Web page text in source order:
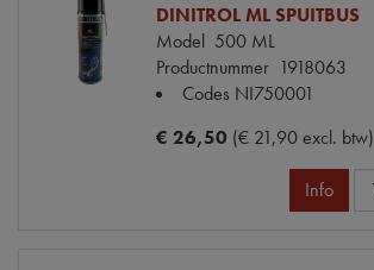
DINITROL ML SPUITBUS
Model 500 ML
Productnummer 1918063
Codes NI750001
€ 26,50 (€ 21,90 excl. btw)
Info